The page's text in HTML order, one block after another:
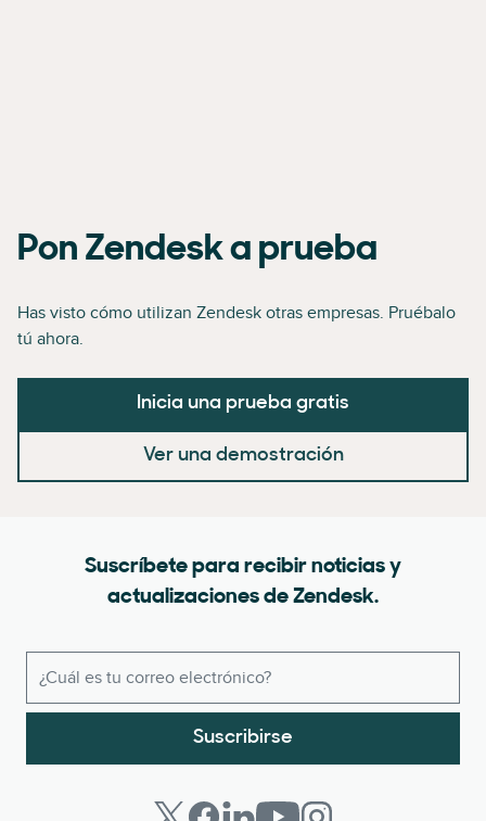
Pon Zendesk a prueba
Has visto cómo utilizan Zendesk otras empresas. Pruébalo
tú ahora.
Inicia una prueba gratis
Ver una demostración
Suscríbete para recibir noticias y
actualizaciones de Zendesk.
Suscribirse